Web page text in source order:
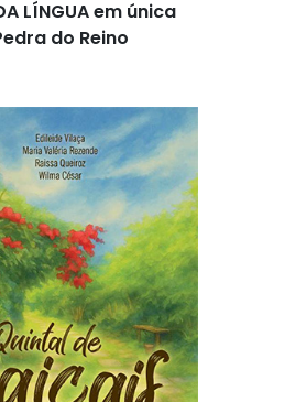
LÍNGUA em única
do Reino